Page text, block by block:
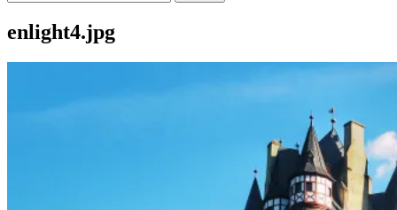
for:
enlight4.jpg